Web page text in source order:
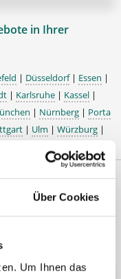
Über Cookies
Um Ihnen das
in Ihrer
| Düsseldorf| Essen |
| Karlsruhe | Kassel |
| Nürnberg | Porta
| Ulm | Würzburg |
in der